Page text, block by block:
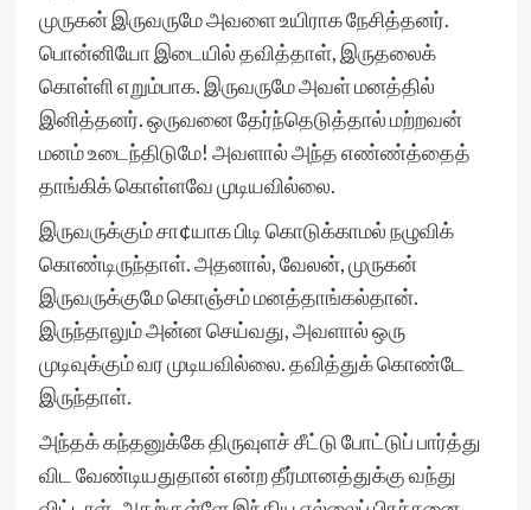
முருகன் இருவருமே அவளை உயிராக நேசித்தனர்.
பொன்னியோ இடையில் தவித்தாள், இருதலைக்
கொள்ளி எறும்பாக. இருவருமே அவள் மனத்தில்
இனித்தனர். ஒருவனை தேர்ந்தெடுத்தால் மற்றவன்
மனம் உடைந்திடுமே! அவளால் அந்த எண்ண்த்தைத்
தாங்கிக் கொள்ளவே முடியவில்லை.
இருவருக்கும் சா¢யாக பிடி கொடுக்காமல் நழுவிக்
கொண்டிருந்தாள். அதனால், வேலன், முருகன்
இருவருக்குமே கொஞ்சம் மனத்தாங்கல்தான்.
இருந்தாலும் அன்ன செய்வது, அவளால் ஒரு
முடிவுக்கும் வர முடியவில்லை. தவித்துக் கொண்டே
இருந்தாள்.
அந்தக் கந்தனுக்கே திருவுளச் சீட்டு போட்டுப் பார்த்து
விட வேண்டியதுதான் என்ற தீர்மானத்துக்கு வந்து